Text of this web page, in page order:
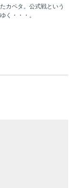
カペタ。公式戦という
く・・・。